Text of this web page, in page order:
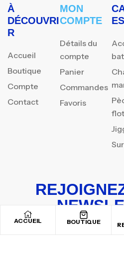
ACCUEIL BOUTIQUE
À
DÉCOUVRI
R
Accueil
Boutique
Compte
Contact
MON
COMPTE
Détails du
compte
Panier
Commandes
Favoris
ES
Inscrivez-vous pour